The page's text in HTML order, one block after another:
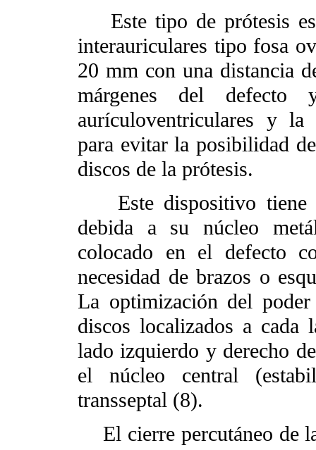
Este tipo de prótesis
interauriculares tipo fosa
20 mm con una distancia
márgenes del
aurículoventriculares y la
para evitar la posibilidad
discos de la prótesis.
Este dispositivo tiene
debida a su núcleo
colocado en el defecto
necesidad de brazos o
La optimización del
discos localizados a cada
lado izquierdo y derecho
el núcleo central
transseptal (8).
El cierre percutáneo de